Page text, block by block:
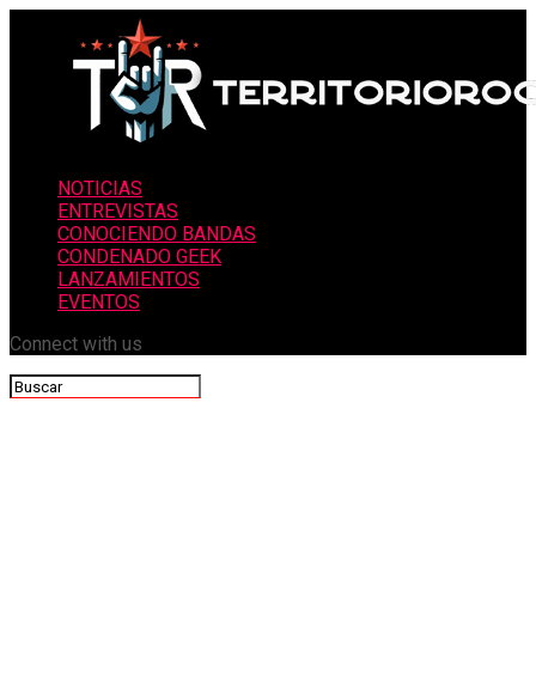
NOTICIAS
ENTREVISTAS
CONOCIENDO BANDAS
CONDENADO GEEK
LANZAMIENTOS
EVENTOS
Connect with us